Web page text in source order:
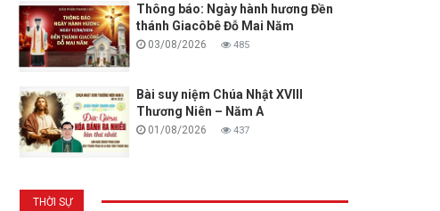
Thông báo: Ngày hành hương Đền
thánh Giacôbê Đỗ Mai Năm
03/08/2026 485
Bài suy niệm Chúa Nhật XVIII
Thương Niên – Năm A
01/08/2026 437
THỜI SỰ